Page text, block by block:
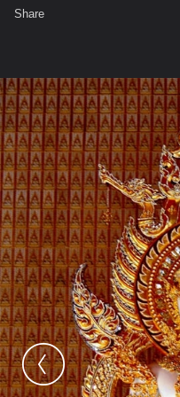
หน้าแรก รูปภาพ
380
หน้าแรก เว็บบอร์ด
คอลเล็คชั่น สถานที่ กล้
ภาษาไทย
Share